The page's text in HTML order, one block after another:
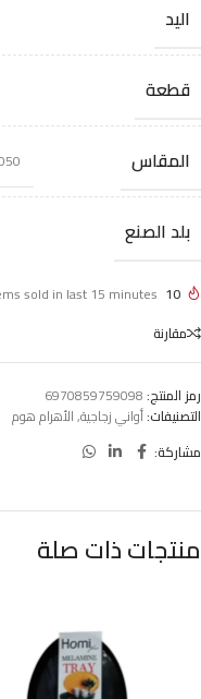
اليد
قطعة
المقاس
بلد الصنع
10
sold in last 15 minutes
مقارنة
رمز المنتج:6970859759098
التصنيفات:أواني زجاجية,الأهرام هوم
مشاركة:
منتجات ذات صلة